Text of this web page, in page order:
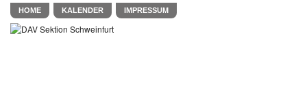
HOME KALENDER IMPRESSUM